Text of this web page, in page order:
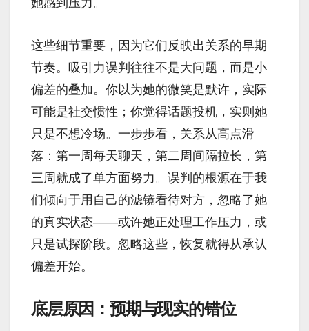
她感到压力。
这些细节重要，因为它们反映出关系的早期
节奏。吸引力误判往往不是大问题，而是小
偏差的叠加。你以为她的微笑是默许，实际
可能是社交惯性；你觉得话题投机，实则她
只是不想冷场。一步步看，关系从高点滑
落：第一周每天聊天，第二周间隔拉长，第
三周就成了单方面努力。误判的根源在于我
们倾向于用自己的滤镜看待对方，忽略了她
的真实状态——或许她正处理工作压力，或
只是试探阶段。忽略这些，恢复就得从承认
偏差开始。
底层原因：预期与现实的错位